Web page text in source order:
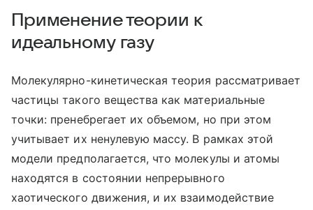
Применение теории к
идеальному газу
Молекулярно-кинетическая теория рассматривает
частицы такого вещества как материальные
точки: пренебрегает их объемом, но при этом
учитывает их ненулевую массу. В рамках этой
модели предполагается, что молекулы и атомы
находятся в состоянии непрерывного
хаотического движения, и их взаимодействие